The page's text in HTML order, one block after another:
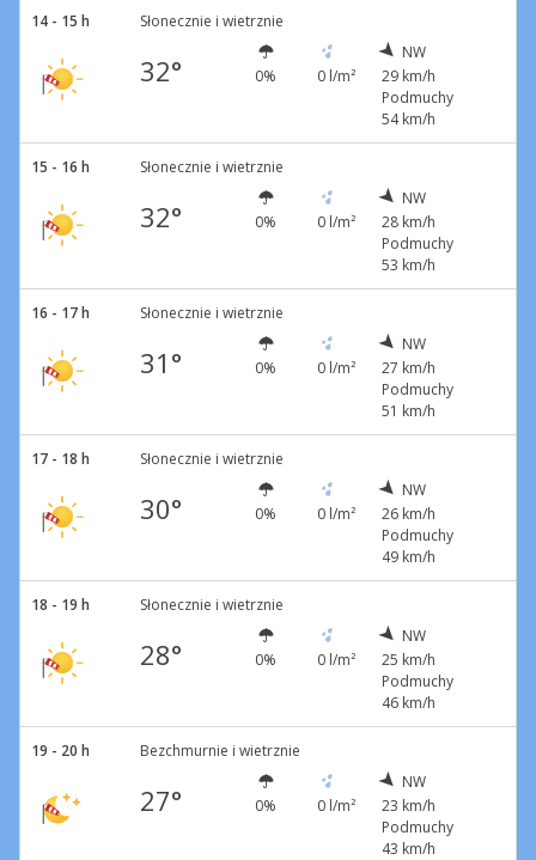
14 - 15 h Słonecznie i wietrznie
32° 0% 0 l/m²
NW
29 km/h
Podmuchy
54 km/h
15 - 16 h Słonecznie i wietrznie
32° 0% 0 l/m²
NW
28 km/h
Podmuchy
53 km/h
16 - 17 h Słonecznie i wietrznie
31° 0% 0 l/m²
NW
27 km/h
Podmuchy
51 km/h
17 - 18 h Słonecznie i wietrznie
30° 0% 0 l/m²
NW
26 km/h
Podmuchy
49 km/h
18 - 19 h Słonecznie i wietrznie
28° 0% 0 l/m²
NW
25 km/h
Podmuchy
46 km/h
19 - 20 h Bezchmurnie i wietrznie
27° 0% 0 l/m²
NW
23 km/h
Podmuchy
43 km/h